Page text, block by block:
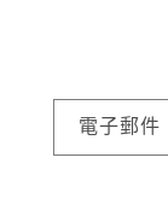
電子郵件